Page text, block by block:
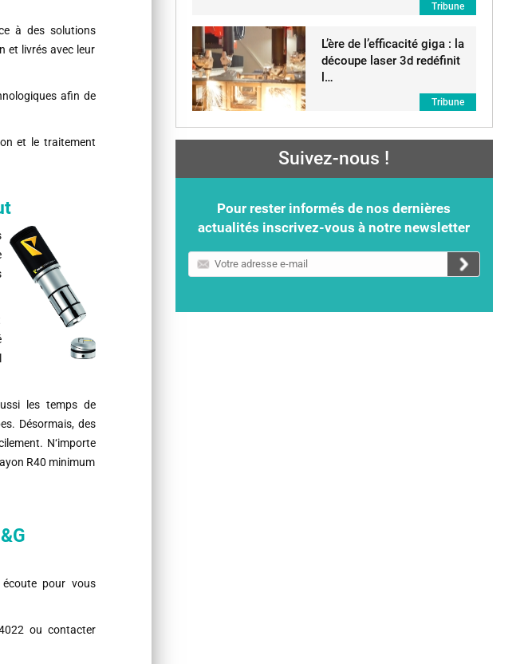
à des solutions
et livrés avec leur
afin de
et le traitement
les temps de
Désormais, des
N‘importe
R40 minimum
pour vous
ou contacter
Tribune
L’ère de l’efficacité giga : la
découpe laser 3d redéfinit
l…
Tribune
Suivez-nous !
Pour rester informés de nos dernières
actualités inscrivez-vous à notre newsletter
Votre
adresse